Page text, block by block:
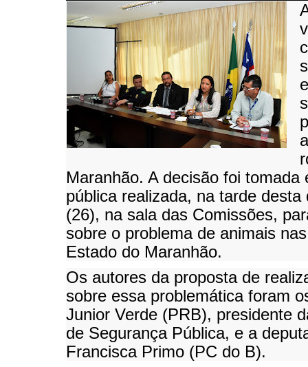
Maranhão. A decisão foi tomada
pública realizada, na tarde desta
(26), na sala das Comissões,
sobre o problema de animais
Estado do Maranhão.
Os autores da proposta de
sobre essa problemática foram
Junior Verde (PRB), presidente
de Segurança Pública, e a
Francisca Primo (PC do B).